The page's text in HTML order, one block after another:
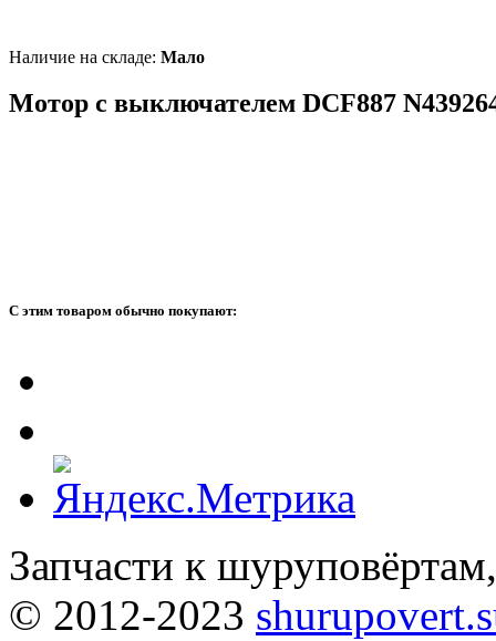
Наличие на складе: Мало
Мотор с выключателем DCF887
С этим товаром обычно покупают:
Запчасти к
© 2012-2023